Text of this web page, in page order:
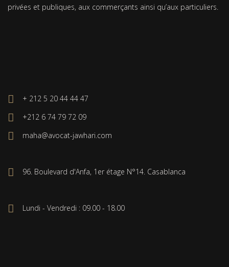
privées et publiques, aux commerçants ainsi qu’aux particuliers.
+ 212 5 20 44 44 47
+212 6 74 79 72 09
maha@avocat-jawhari.com
96. Boulevard d'Anfa, 1er étage N°14. Casablanca
Lundi - Vendredi : 09.00 - 18.00